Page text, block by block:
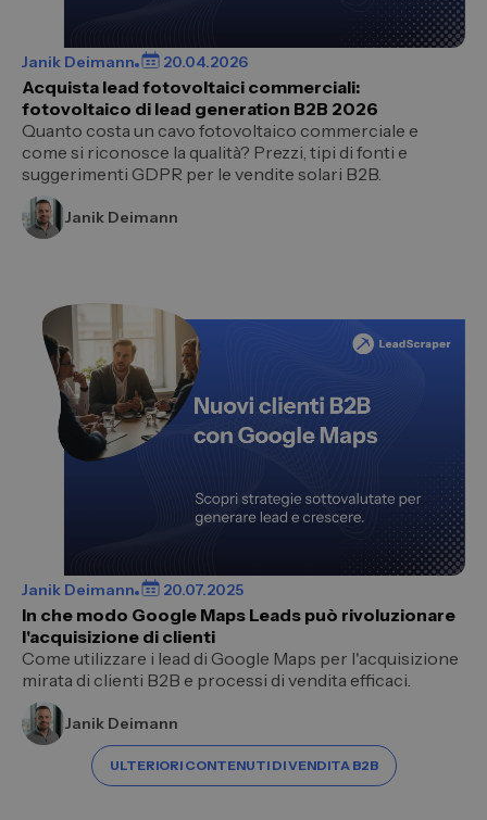
Janik Deimann 20.04.2026
Acquista lead fotovoltaici commerciali:
fotovoltaico di lead generation B2B 2026
Quanto costa un cavo fotovoltaico commerciale e
come si riconosce la qualità? Prezzi, tipi di fonti e
suggerimenti GDPR per le vendite solari B2B.
Janik Deimann
Janik Deimann 20.07.2025
In che modo Google Maps Leads può rivoluzionare
l'acquisizione di clienti
Come utilizzare i lead di Google Maps per l'acquisizione
mirata di clienti B2B e processi di vendita efficaci.
Janik Deimann
ULTERIORI CONTENUTI DI VENDITA B2B